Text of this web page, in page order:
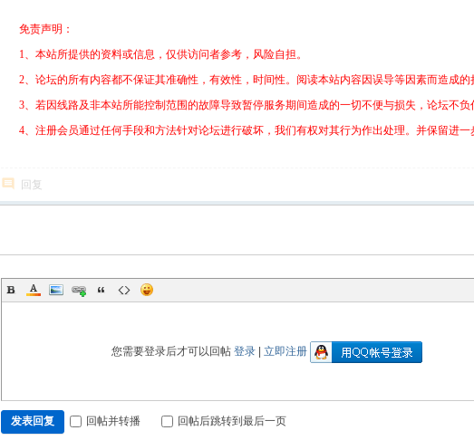
免责声明：
1、本站所提供的资料或信息，仅供访问者参考，风险自担。
2、论坛的所有内容都不保证其准确性，有效性，时间性。阅读本站内容因误导等因素而造成
3、若因线路及非本站所能控制范围的故障导致暂停服务期间造成的一切不便与损失，论坛不负
4、注册会员通过任何手段和方法针对论坛进行破坏，我们有权对其行为作出处理。并保留进
回复
您需要登录后才可以回帖 登录 | 立即注册
发表回复 回帖并转播 回帖后跳转到最后一页